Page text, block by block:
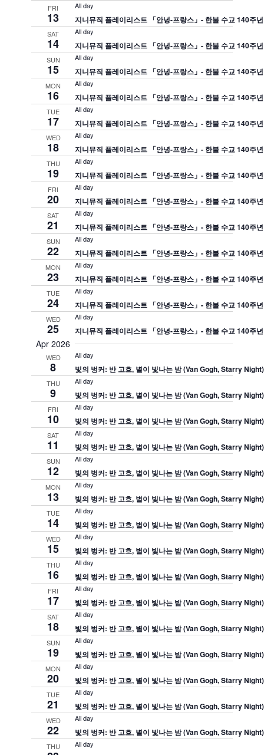
FRI
13
All day
지니뮤직 플레이리스트 「안녕-프랑스」- 한불 수교 140주
SAT
14
All day
지니뮤직 플레이리스트 「안녕-프랑스」- 한불 수교 140주
SUN
15
All day
지니뮤직 플레이리스트 「안녕-프랑스」- 한불 수교 140주
MON
16
All day
지니뮤직 플레이리스트 「안녕-프랑스」- 한불 수교 140주
TUE
17
All day
지니뮤직 플레이리스트 「안녕-프랑스」- 한불 수교 140주
WED
18
All day
지니뮤직 플레이리스트 「안녕-프랑스」- 한불 수교 140주
THU
19
All day
지니뮤직 플레이리스트 「안녕-프랑스」- 한불 수교 140주
FRI
20
All day
지니뮤직 플레이리스트 「안녕-프랑스」- 한불 수교 140주
SAT
21
All day
지니뮤직 플레이리스트 「안녕-프랑스」- 한불 수교 140주
SUN
22
All day
지니뮤직 플레이리스트 「안녕-프랑스」- 한불 수교 140주
MON
23
All day
지니뮤직 플레이리스트 「안녕-프랑스」- 한불 수교 140주
TUE
24
All day
지니뮤직 플레이리스트 「안녕-프랑스」- 한불 수교 140주
WED
25
All day
지니뮤직 플레이리스트 「안녕-프랑스」- 한불 수교 140주
Apr 2026
WED
8
All day
빛의 벙커: 반 고흐, 별이 빛나는 밤 (Van Gogh, Starry Night)
THU
9
All day
빛의 벙커: 반 고흐, 별이 빛나는 밤 (Van Gogh, Starry Night)
FRI
10
All day
빛의 벙커: 반 고흐, 별이 빛나는 밤 (Van Gogh, Starry Night)
SAT
11
All day
빛의 벙커: 반 고흐, 별이 빛나는 밤 (Van Gogh, Starry Night)
SUN
12
All day
빛의 벙커: 반 고흐, 별이 빛나는 밤 (Van Gogh, Starry Night)
MON
13
All day
빛의 벙커: 반 고흐, 별이 빛나는 밤 (Van Gogh, Starry Night)
TUE
14
All day
빛의 벙커: 반 고흐, 별이 빛나는 밤 (Van Gogh, Starry Night)
WED
15
All day
빛의 벙커: 반 고흐, 별이 빛나는 밤 (Van Gogh, Starry Night)
THU
16
All day
빛의 벙커: 반 고흐, 별이 빛나는 밤 (Van Gogh, Starry Night)
FRI
17
All day
빛의 벙커: 반 고흐, 별이 빛나는 밤 (Van Gogh, Starry Night)
SAT
18
All day
빛의 벙커: 반 고흐, 별이 빛나는 밤 (Van Gogh, Starry Night)
SUN
19
All day
빛의 벙커: 반 고흐, 별이 빛나는 밤 (Van Gogh, Starry Night)
MON
20
All day
빛의 벙커: 반 고흐, 별이 빛나는 밤 (Van Gogh, Starry Night)
TUE
21
All day
빛의 벙커: 반 고흐, 별이 빛나는 밤 (Van Gogh, Starry Night)
WED
22
All day
빛의 벙커: 반 고흐, 별이 빛나는 밤 (Van Gogh, Starry Night)
THU All day